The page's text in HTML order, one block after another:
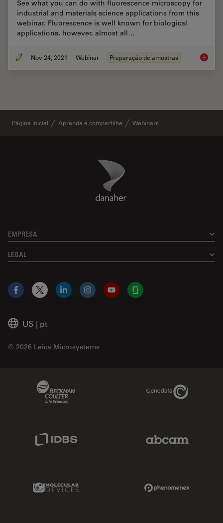
See what you can do with fluorescence microscopy for
industrial and materials science applications from this
webinar. Fluorescence is well known for biological
applications, however, almost all…
Nov 24, 2021 Webinar Preparação de amostras How
Página inicial Aprenda e compartilhe Webinars
Danaher Logo
EMPRESA
LEGAL
US | pt
© 2026 Leica Microsystems
Facebook
X LinkedInInstagramYouTubeGlassdoor
Genedata Link
Molecular Devices Link